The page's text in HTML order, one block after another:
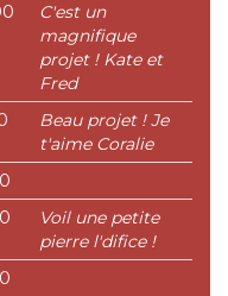
C'est un
magnifique
projet ! Kate et
Fred
Beau projet ! Je
t'aime Coralie
Voil une petite
pierre l'difice !